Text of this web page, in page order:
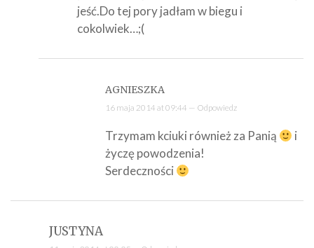
jeść.Do tej pory jadłam w biegu i
cokolwiek…;(
AGNIESZKA
16 maja 2014 at 09:44 — Odpowiedz
Trzymam kciuki również za Panią
i
życzę powodzenia!
Serdeczności
JUSTYNA